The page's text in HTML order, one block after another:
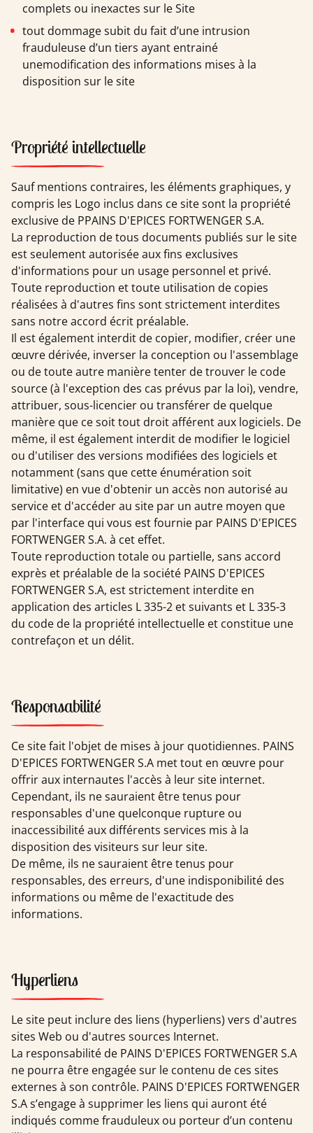
complets ou inexactes sur le Site
tout dommage subit du fait d’une intrusion
frauduleuse d’un tiers ayant entrainé
unemodification des informations mises à la
disposition sur le site
Propriété intellectuelle
Sauf mentions contraires, les éléments graphiques, y
compris les Logo inclus dans ce site sont la propriété
exclusive de PPAINS D'EPICES FORTWENGER S.A.
La reproduction de tous documents publiés sur le site
est seulement autorisée aux fins exclusives
d'informations pour un usage personnel et privé.
Toute reproduction et toute utilisation de copies
réalisées à d'autres fins sont strictement interdites
sans notre accord écrit préalable.
Il est également interdit de copier, modifier, créer une
œuvre dérivée, inverser la conception ou l'assemblage
ou de toute autre manière tenter de trouver le code
source (à l'exception des cas prévus par la loi), vendre,
attribuer, sous-licencier ou transférer de quelque
manière que ce soit tout droit afférent aux logiciels. De
même, il est également interdit de modifier le logiciel
ou d'utiliser des versions modifiées des logiciels et
notamment (sans que cette énumération soit
limitative) en vue d'obtenir un accès non autorisé au
service et d'accéder au site par un autre moyen que
par l'interface qui vous est fournie par PAINS D'EPICES
FORTWENGER S.A. à cet effet.
Toute reproduction totale ou partielle, sans accord
exprès et préalable de la société PAINS D'EPICES
FORTWENGER S.A, est strictement interdite en
application des articles L 335-2 et suivants et L 335-3
du code de la propriété intellectuelle et constitue une
contrefaçon et un délit.
Responsabilité
Ce site fait l'objet de mises à jour quotidiennes. PAINS
D'EPICES FORTWENGER S.A met tout en œuvre pour
offrir aux internautes l'accès à leur site internet.
Cependant, ils ne sauraient être tenus pour
responsables d'une quelconque rupture ou
inaccessibilité aux différents services mis à la
disposition des visiteurs sur leur site.
De même, ils ne sauraient être tenus pour
responsables, des erreurs, d'une indisponibilité des
informations ou même de l'exactitude des
informations.
Hyperliens
Le site peut inclure des liens (hyperliens) vers d'autres
sites Web ou d'autres sources Internet.
La responsabilité de PAINS D'EPICES FORTWENGER S.A
ne pourra être engagée sur le contenu de ces sites
externes à son contrôle. PAINS D'EPICES FORTWENGER
S.A s’engage à supprimer les liens qui auront été
indiqués comme frauduleux ou porteur d’un contenu